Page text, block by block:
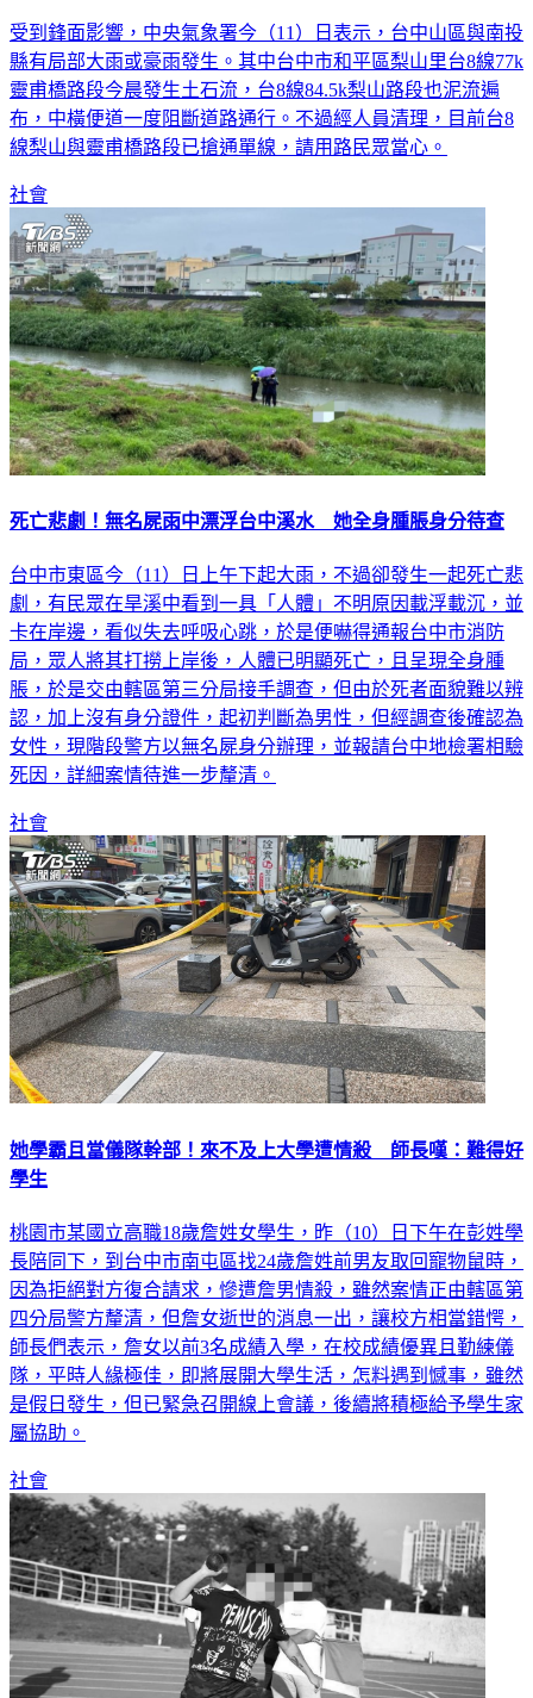
受到鋒面影響，中央氣象署今（11）日表示，台中山區與南投
縣有局部大雨或豪雨發生。其中台中市和平區梨山里台8線77k
靈甫橋路段今晨發生土石流，台8線84.5k梨山路段也泥流遍
布，中橫便道一度阻斷道路通行。不過經人員清理，目前台8
線梨山與靈甫橋路段已搶通單線，請用路民眾當心。
社會
死亡悲劇！無名屍雨中漂浮台中溪水 她全身腫脹身分待查
台中市東區今（11）日上午下起大雨，不過卻發生一起死亡悲
劇，有民眾在旱溪中看到一具「人體」不明原因載浮載沉，並
卡在岸邊，看似失去呼吸心跳，於是便嚇得通報台中市消防
局，眾人將其打撈上岸後，人體已明顯死亡，且呈現全身腫
脹，於是交由轄區第三分局接手調查，但由於死者面貌難以辨
認，加上沒有身分證件，起初判斷為男性，但經調查後確認為
女性，現階段警方以無名屍身分辦理，並報請台中地檢署相驗
死因，詳細案情待進一步釐清。
社會
她學霸且當儀隊幹部！來不及上大學遭情殺 師長嘆：難得好
學生
桃園市某國立高職18歲詹姓女學生，昨（10）日下午在彭姓學
長陪同下，到台中市南屯區找24歲詹姓前男友取回寵物鼠時，
因為拒絕對方復合請求，慘遭詹男情殺，雖然案情正由轄區第
四分局警方釐清，但詹女逝世的消息一出，讓校方相當錯愕，
師長們表示，詹女以前3名成績入學，在校成績優異且勤練儀
隊，平時人緣極佳，即將展開大學生活，怎料遇到憾事，雖然
是假日發生，但已緊急召開線上會議，後續將積極給予學生家
屬協助。
社會